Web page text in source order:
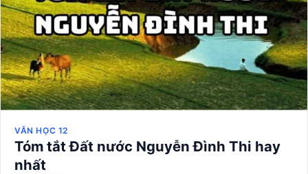
VĂN HỌC 12
Tóm tắt Đất nước Nguyễn Đình Thi hay
nhất